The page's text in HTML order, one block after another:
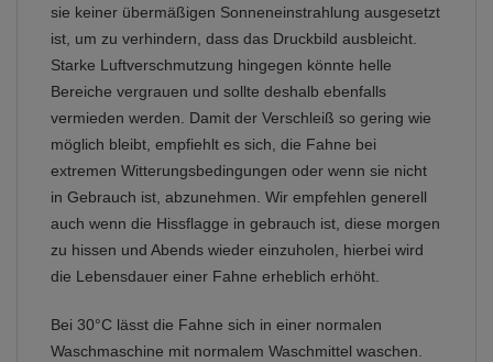
sie keiner übermäßigen Sonneneinstrahlung ausgesetzt
ist, um zu verhindern, dass das Druckbild ausbleicht.
Starke Luftverschmutzung hingegen könnte helle
Bereiche vergrauen und sollte deshalb ebenfalls
vermieden werden. Damit der Verschleiß so gering wie
möglich bleibt, empfiehlt es sich, die Fahne bei
extremen Witterungsbedingungen oder wenn sie nicht
in Gebrauch ist, abzunehmen. Wir empfehlen generell
auch wenn die Hissflagge in gebrauch ist, diese morgen
zu hissen und Abends wieder einzuholen, hierbei wird
die Lebensdauer einer Fahne erheblich erhöht.
Bei 30°C lässt die Fahne sich in einer normalen
Waschmaschine mit normalem Waschmittel waschen.